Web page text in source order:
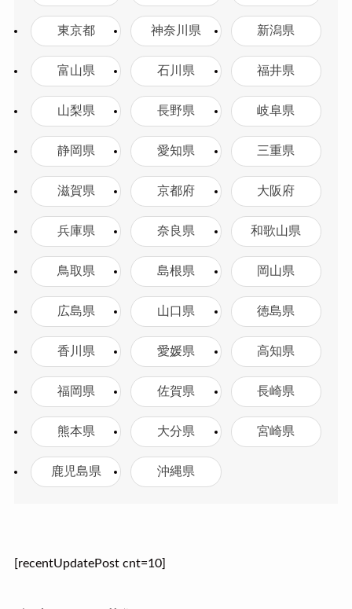
東京都 神奈川県 新潟県
富山県 石川県 福井県
山梨県 長野県 岐阜県
静岡県 愛知県 三重県
滋賀県 京都府 大阪府
兵庫県 奈良県 和歌山県
鳥取県 島根県 岡山県
広島県 山口県 徳島県
香川県 愛媛県 高知県
福岡県 佐賀県 長崎県
熊本県 大分県 宮崎県
鹿児島県 沖縄県
[recentUpdatePost cnt=10]